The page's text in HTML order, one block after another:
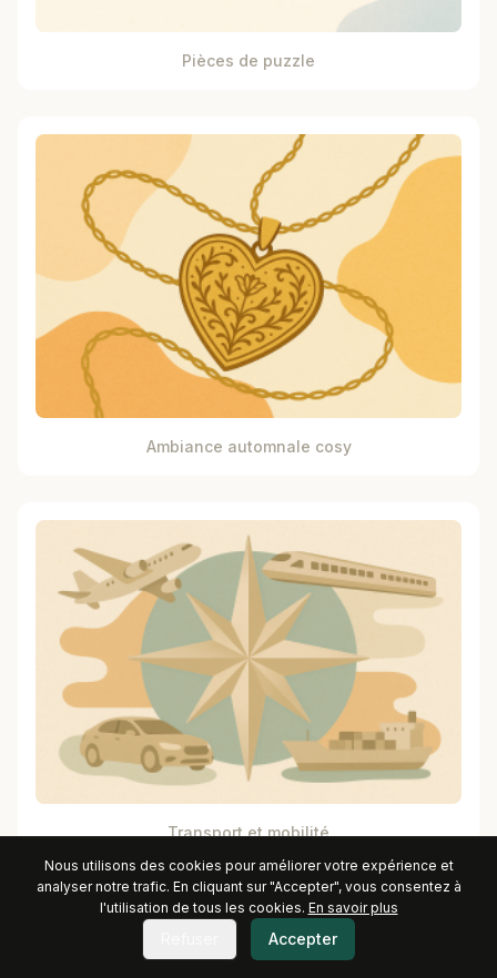
Pièces de puzzle
Ambiance automnale cosy
Transport et mobilité
Nous utilisons des cookies pour améliorer votre expérience et
analyser notre trafic. En cliquant sur "Accepter", vous consentez à
l'utilisation de tous les cookies. En savoir plus
Accepter